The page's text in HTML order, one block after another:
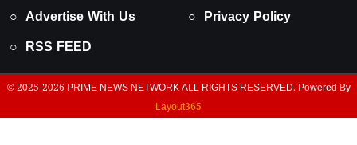
○ Advertise With Us
○ Privacy Policy
○ RSS FEED
© 2025-2026 PRIME NEWS NETWORKALL RIGHTS RESERVED. Powered By
Layout365